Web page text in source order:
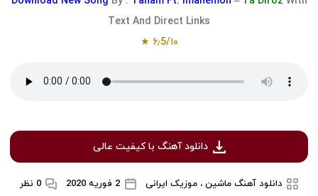
Text And Direct Links
۶٫5/۱۰ ★
دانلود آهنگ با کیفیت عالی
دانلود آهنگ ماشین ، موزیک ایرانی 2 فوریه 2020 0 نظر